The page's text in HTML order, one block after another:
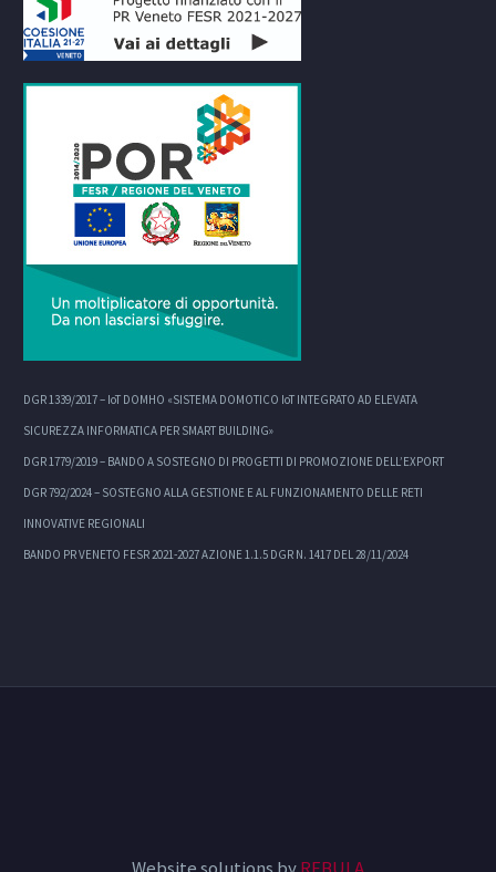
DGR 1339/2017 – IoT DOMHO «SISTEMA DOMOTICO IoT INTEGRATO AD ELEVATA
SICUREZZA INFORMATICA PER SMART BUILDING»
DGR 1779/2019 – BANDO A SOSTEGNO DI PROGETTI DI PROMOZIONE DELL’EXPORT
DGR 792/2024 – SOSTEGNO ALLA GESTIONE E AL FUNZIONAMENTO DELLE RETI
INNOVATIVE REGIONALI
BANDO PR VENETO FESR 2021-2027 AZIONE 1.1.5 DGR N. 1417 DEL 28/11/2024